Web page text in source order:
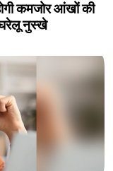
कमजोर आंखों की
घरेलू नुस्खे